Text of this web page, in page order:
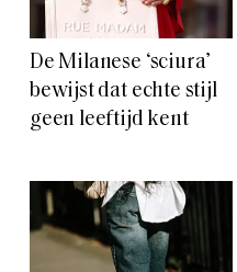
De Milanese ‘sciura’
bewijst dat echte stijl
geen leeftijd kent